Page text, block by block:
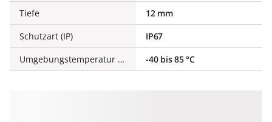
Tiefe
12 mm
Schutzart (IP)
IP67
Umgebungstemperatur während des Betriebs
-40 bis 85 °C